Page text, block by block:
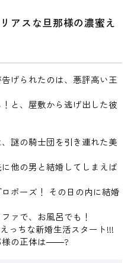
アスな旦那様の濃蜜え
げられたのは、悪評高い王
と、屋敷から逃げ出した彼
謎の騎士団を引き連れた美
他の男と結婚してしまえば
ポーズ！ その日の内に結婚
ァで、お風呂でも！
っちな新婚生活スタート!!!
様の正体は――?